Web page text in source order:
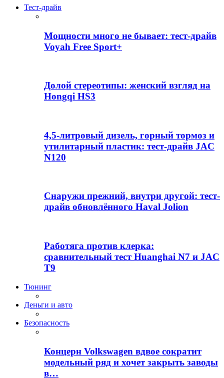
Тест-драйв
Мощности много не бывает: тест-драйв
Voyah Free Sport+
Долой стереотипы: женский взгляд на
Hongqi HS3
4,5-литровый дизель, горный тормоз и
утилитарный пластик: тест-драйв JAC
N120
Снаружи прежний, внутри другой: тест-
драйв обновлённого Haval Jolion
Работяга против клерка:
сравнительный тест Huanghai N7 и JAC
T9
Тюнинг
Деньги и авто
Безопасность
Концерн Volkswagen вдвое сократит
модельный ряд и хочет закрыть заводы
в…